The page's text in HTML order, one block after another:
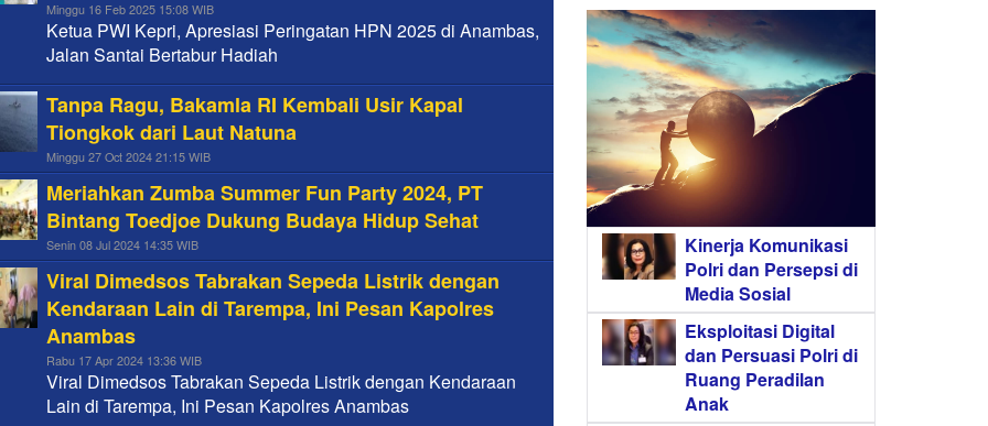
Minggu 16 Feb 2025 15:08 WIB
Ketua PWI Kepri, Apresiasi Peringatan HPN 2025 di Anambas,
Jalan Santai Bertabur Hadiah
Tanpa Ragu, Bakamla RI Kembali Usir Kapal
Tiongkok dari Laut Natuna
Minggu 27 Oct 2024 21:15 WIB
Meriahkan Zumba Summer Fun Party 2024, PT
Bintang Toedjoe Dukung Budaya Hidup Sehat
Senin 08 Jul 2024 14:35 WIB
Viral Dimedsos Tabrakan Sepeda Listrik dengan
Kendaraan Lain di Tarempa, Ini Pesan Kapolres
Anambas
Rabu 17 Apr 2024 13:36 WIB
Viral Dimedsos Tabrakan Sepeda Listrik dengan Kendaraan
Lain di Tarempa, Ini Pesan Kapolres Anambas
Kinerja Komunikasi
Polri dan Persepsi di
Media Sosial
Eksploitasi Digital
dan Persuasi Polri di
Ruang Peradilan
Anak